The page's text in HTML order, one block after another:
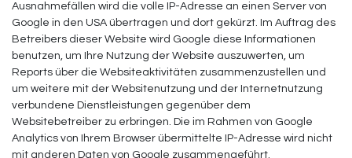
Ausnahmefällen wird die volle IP-Adresse an einen Server von
Google in den USA übertragen und dort gekürzt. Im Auftrag des
Betreibers dieser Website wird Google diese Informationen
benutzen, um Ihre Nutzung der Website auszuwerten, um
Reports über die Websiteaktivitäten zusammenzustellen und
um weitere mit der Websitenutzung und der Internetnutzung
verbundene Dienstleistungen gegenüber dem
Websitebetreiber zu erbringen. Die im Rahmen von Google
Analytics von Ihrem Browser übermittelte IP-Adresse wird nicht
mit anderen Daten von Google zusammengeführt.